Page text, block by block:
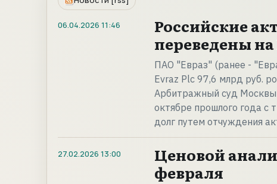
06.04.2026 11:46
Российские
переведены
ПАО "Евраз" (ранее -
Evraz Plc 97,6 млрд руб.
Арбитражный суд
октябре прошлого года с
долг путем отчуждения
27.02.2026 13:00
Ценовой
февраля